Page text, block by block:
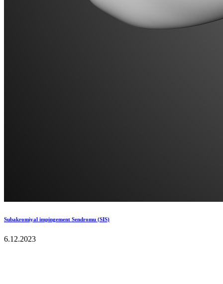
Subakromiyal impingement Sendromu (SIS)
6.12.2023